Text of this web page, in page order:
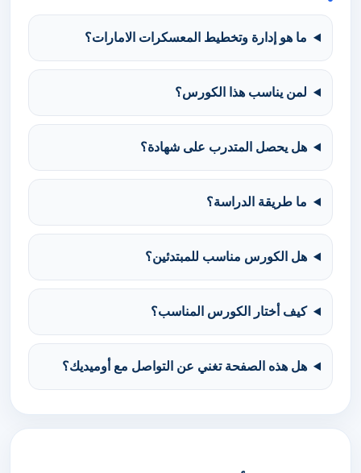
ما هو إدارة وتخطيط المعسكرات الامارات؟
لمن يناسب هذا الكورس؟
هل يحصل المتدرب على شهادة؟
ما طريقة الدراسة؟
هل الكورس مناسب للمبتدئين؟
كيف أختار الكورس المناسب؟
هل هذه الصفحة تغني عن التواصل مع أوميديك؟